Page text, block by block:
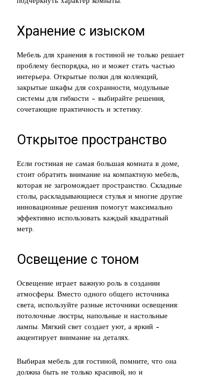
Хранение с изыском
Мебель для хранения в гостиной не только решает
проблему беспорядка, но и может стать частью
интерьера. Открытые полки для коллекций,
закрытые шкафы для сохранности, модульные
системы для гибкости – выбирайте решения,
сочетающие практичность и эстетику.
Открытое пространство
Если гостиная не самая большая комната в доме,
стоит обратить внимание на компактную мебель,
которая не загромождает пространство. Складные
столы, раскладывающиеся стулья и многие другие
инновационные решения помогут максимально
эффективно использовать каждый квадратный
метр.
Освещение с тоном
Освещение играет важную роль в создании
атмосферы. Вместо одного общего источника
света, используйте разные источники освещения:
потолочные люстры, напольные и настольные
лампы. Мягкий свет создает уют, а яркий –
акцентирует внимание на деталях.
Выбирая мебель для гостиной, помните, что она
должна быть не только красивой, но и